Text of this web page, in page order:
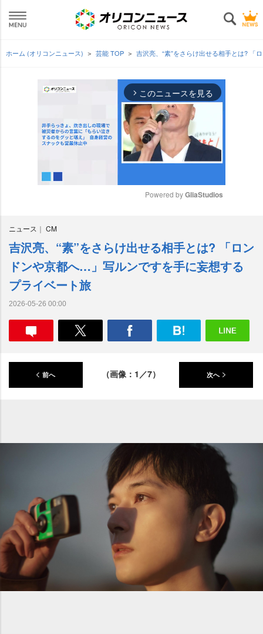
ホーム (オリコンニュース) 芸能 TOP 吉沢亮、“素”をさらけ出せる相手とは?
arrow_forward_ios このニュースを見る
e
Powered by GliaStudios
ニュース CM
吉沢亮、“素”をさらけ出せる相手とは? 「ロン
ドンや京都へ…」写ルンですを手に妄想する
プライベート旅
2026-05-26 00:00
前へ （画像：1／7） 次へ